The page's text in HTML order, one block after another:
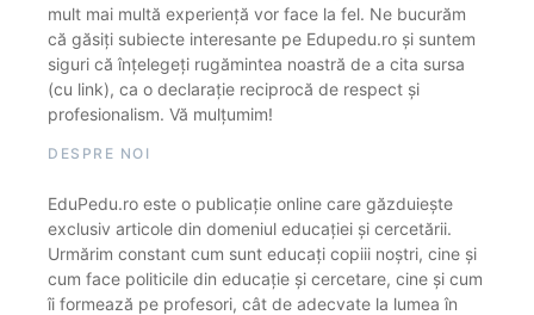
mult mai multă experiență vor face la fel. Ne bucurăm
că găsiți subiecte interesante pe Edupedu.ro și suntem
siguri că înțelegeți rugămintea noastră de a cita sursa
(cu link), ca o declarație reciprocă de respect și
profesionalism. Vă mulțumim!
DESPRE NOI
EduPedu.ro este o publicație online care găzduiește
exclusiv articole din domeniul educației și cercetării.
Urmărim constant cum sunt educați copiii noștri, cine și
cum face politicile din educație și cercetare, cine și cum
îi formează pe profesori, cât de adecvate la lumea în